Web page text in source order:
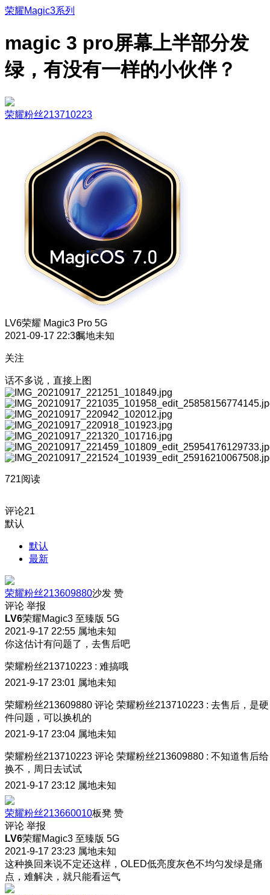
荣耀Magic3系列
magic 3 pro屏幕上半部分发
绿，有没有一样的小伙伴？
荣耀粉丝213710223
LV6荣耀 Magic3 Pro 5G
2021-09-17 22:38属地未知
关注
话不多说，直接上图
721阅读
评论21
默认
默认
最新
荣耀粉丝213609880沙发 赞
评论 举报
LV6荣耀Magic3 至臻版 5G
2021-9-17 22:55 属地未知
你这估计有问题了，去售后吧
荣耀粉丝213710223 : 难搞哦
2021-9-17 23:01 属地未知
荣耀粉丝213609880 评论 荣耀粉丝213710223 : 去售后，是硬
件问题，可以换机的
2021-9-17 23:04 属地未知
荣耀粉丝213710223 评论 荣耀粉丝213609880 : 不知道售后给
换不，周日去试试
2021-9-17 23:12 属地未知
荣耀粉丝213660010板凳 赞
评论 举报
LV6荣耀Magic3 至臻版 5G
2021-9-17 23:23 属地未知
这种换回来说不定还这样，OLED低亮度灰色不均匀发绿是痛
点，难解决，就只能看运气